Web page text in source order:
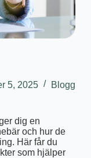
5, 2025 Blogg
dig en
och hur de
Här får du
som hjälper